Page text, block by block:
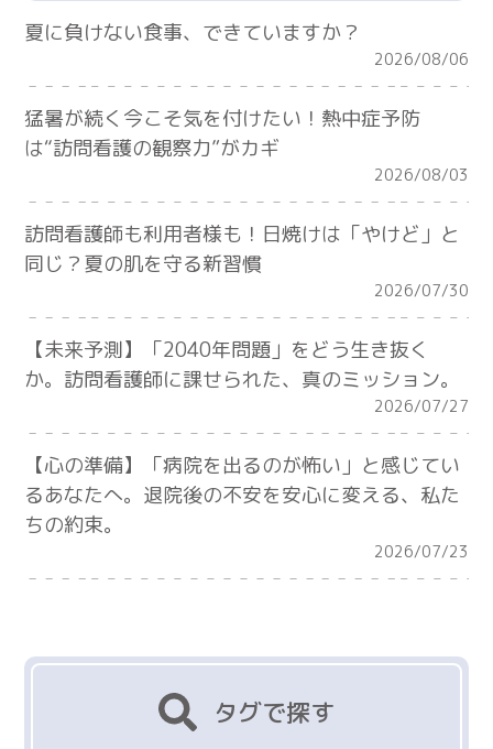
夏に負けない食事、できていますか？
2026/08/06
猛暑が続く今こそ気を付けたい！熱中症予防
は“訪問看護の観察力”がカギ
2026/08/03
訪問看護師も利用者様も！日焼けは「やけど」と
同じ？夏の肌を守る新習慣
2026/07/30
【未来予測】「2040年問題」をどう生き抜く
か。訪問看護師に課せられた、真のミッション。
2026/07/27
【心の準備】「病院を出るのが怖い」と感じてい
るあなたへ。退院後の不安を安心に変える、私た
ちの約束。
2026/07/23
タグで探す